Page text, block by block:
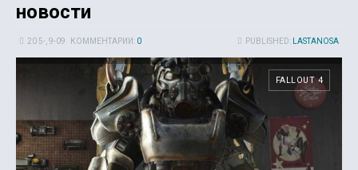
новости
PUBLISHED: LASTANOSA
20 5-, 9-09 КОММЕНТАРИИ: 0
FALLOUT 4